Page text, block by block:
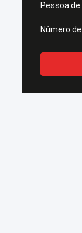
Pessoa
Número